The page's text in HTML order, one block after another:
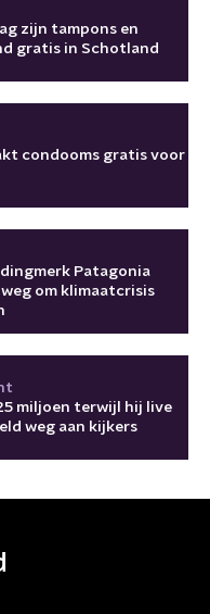
zijn tampons en
gratis in Schotland
condooms gratis voor
Patagonia
om klimaatcrisis
miljoen terwijl hij live
weg aan kijkers